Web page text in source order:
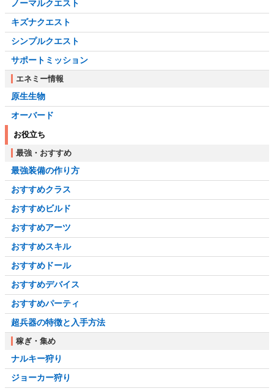
ノーマルクエスト
キズナクエスト
シンプルクエスト
サポートミッション
エネミー情報
原生生物
オーバード
お役立ち
最強・おすすめ
最強装備の作り方
おすすめクラス
おすすめビルド
おすすめアーツ
おすすめスキル
おすすめドール
おすすめデバイス
おすすめパーティ
超兵器の特徴と入手方法
稼ぎ・集め
ナルキー狩り
ジョーカー狩り